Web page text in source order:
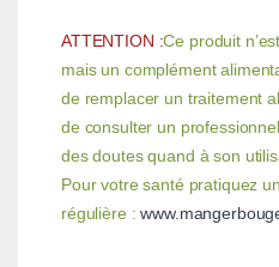
ATTENTION :Ce produit
mais un complément
de remplacer un traitement
de consulter un
des doutes quand à son
Pour votre santé pratiquez
régulière :